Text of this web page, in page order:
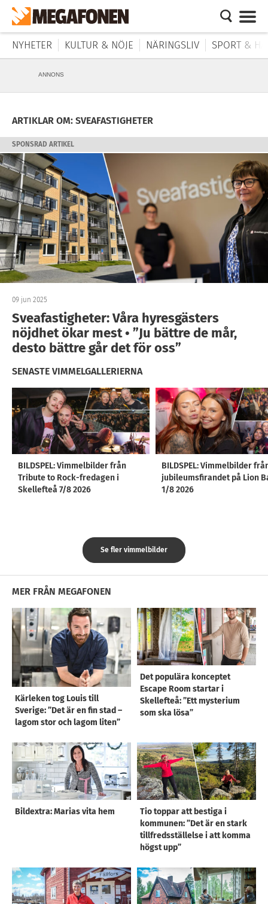
NYHETER KULTUR & NÖJE NÄRINGSLIV SPORT &
ANNONS
ARTIKLAR OM: SVEAFASTIGHETER
SPONSRAD ARTIKEL
09 jun 2025
Sveafastigheter: Våra hyresgästers
nöjdhet ökar mest • ”Ju bättre de mår,
desto bättre går det för oss”
SENASTE VIMMELGALLERIERNA
BILDSPEL: Vimmelbilder från
Tribute to Rock-fredagen i
Skellefteå 7/8 2026
BILDSPEL: Vimmelbilder
jubileumsfirandet på Lion
1/8 2026
Se fler vimmelbilder
MER FRÅN MEGAFONEN
Kärleken tog Louis till
Sverige: ”Det är en fin stad –
lagom stor och lagom liten”
Det populära konceptet
Escape Room startar i
Skellefteå: ”Ett mysterium
som ska lösa”
Bildextra: Marias vita hem
Tio toppar att bestiga i
kommunen: ”Det är en stark
tillfredsställelse i att komma
högst upp”